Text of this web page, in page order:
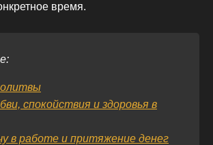
время.
спокойствия и здоровья в
в работе и притяжение денег